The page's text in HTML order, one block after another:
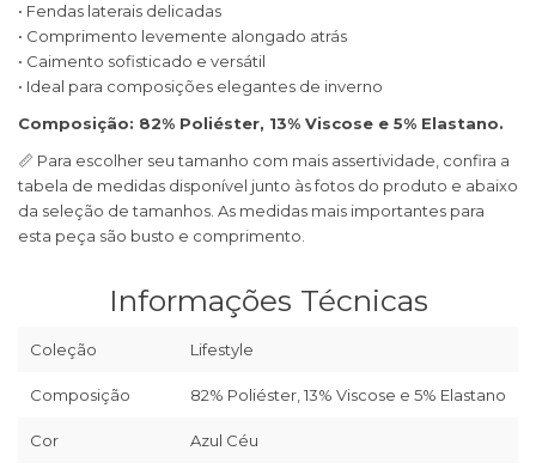
• Fendas laterais delicadas
• Comprimento levemente alongado atrás
• Caimento sofisticado e versátil
• Ideal para composições elegantes de inverno
Composição: 82% Poliéster, 13% Viscose e 5% Elastano.
📏 Para escolher seu tamanho com mais assertividade, confira a
tabela de medidas disponível junto às fotos do produto e abaixo
da seleção de tamanhos. As medidas mais importantes para
esta peça são busto e comprimento.
Informações Técnicas
Coleção Lifestyle
Composição 82% Poliéster, 13% Viscose e 5% Elastano
Cor Azul Céu